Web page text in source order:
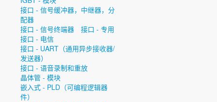
接口 - 信号缓冲器，中继器，分
配器
接口 - 信号终端器
接口 - 专用
接口 - 电信
接口 - UART（通用异步接收器/
发送器）
接口 - 语音录制和重放
晶体管 - 模块
嵌入式 - PLD（可编程逻辑器
件）